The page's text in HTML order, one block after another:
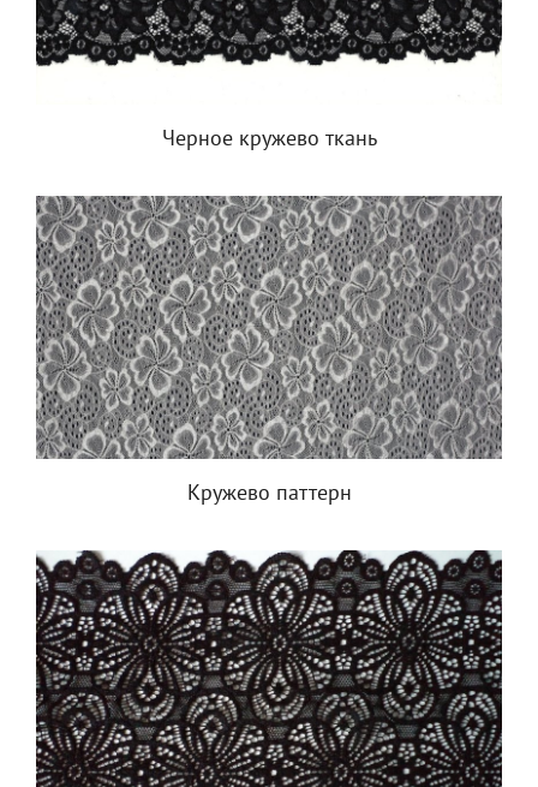
Черное кружево ткань
Кружево паттерн